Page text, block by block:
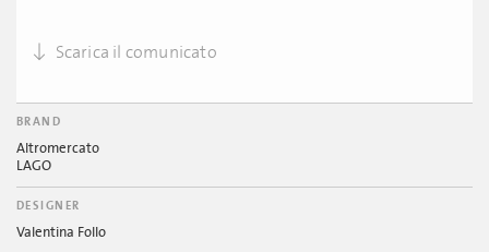
Scarica il comunicato
BRAND
Altromercato
LAGO
DESIGNER
Valentina Follo